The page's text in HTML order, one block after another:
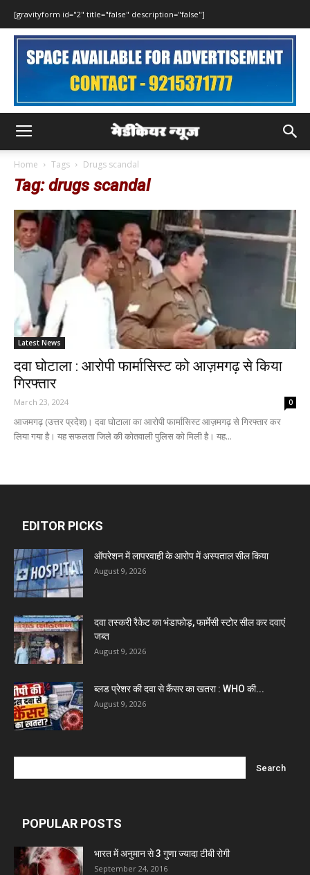
[gravityform id="2" title="false" description="false"]
Home Tags Drugs scandal
Tag: drugs scandal
Latest News
दवा घोटाला : आरोपी फार्मासिस्ट को आज़मगढ़ से किया
गिरफ्तार
March 23, 2024 0
आजमगढ़ (उत्तर प्रदेश)। दवा घोटाला का आरोपी फार्मासिस्ट आज़मगढ़ से गिरफ्तार कर
लिया गया है। यह सफलता जिले की कोतवाली पुलिस को मिली है। यह...
EDITOR PICKS
ऑपरेशन में लापरवाही के आरोप में अस्पताल सील किया
August 9, 2026
दवा तस्करी रैकेट का भंडाफोड़, फार्मेसी स्टोर सील कर दवाएं
जब्त
August 9, 2026
ब्लड प्रेशर की दवा से कैंसर का खतरा : WHO की...
August 9, 2026
POPULAR POSTS
भारत में अनुमान से 3 गुणा ज्यादा टीबी रोगी
September 24, 2016